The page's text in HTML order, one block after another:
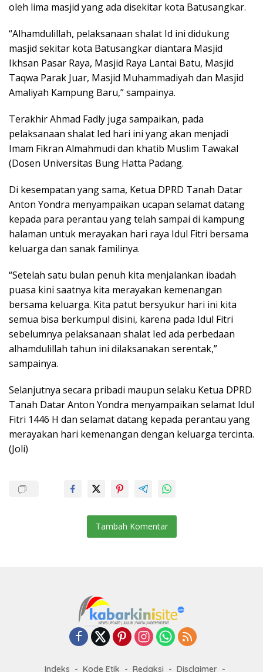
oleh lima masjid yang ada disekitar kota Batusangkar.
“Alhamdulillah, pelaksanaan shalat Id ini didukung
masjid sekitar kota Batusangkar diantara Masjid
Ikhsan Pasar Raya, Masjid Raya Lantai Batu, Masjid
Taqwa Parak Juar, Masjid Muhammadiyah dan Masjid
Amaliyah Kampung Baru,” sampainya.
Terakhir Ahmad Fadly juga sampaikan, pada
pelaksanaan shalat Ied hari ini yang akan menjadi
Imam Fikran Almahmudi dan khatib Muslim Tawakal
(Dosen Universitas Bung Hatta Padang.
Di kesempatan yang sama, Ketua DPRD Tanah Datar
Anton Yondra menyampaikan ucapan selamat datang
kepada para perantau yang telah sampai di kampung
halaman untuk merayakan hari raya Idul Fitri bersama
keluarga dan sanak familinya.
“Setelah satu bulan penuh kita menjalankan ibadah
puasa kini saatnya kita merayakan kemenangan
bersama keluarga. Kita patut bersyukur hari ini kita
semua bisa berkumpul disini, karena pada Idul Fitri
sebelumnya pelaksanaan shalat Ied ada perbedaan
alhamdulillah tahun ini dilaksanakan serentak,”
sampainya.
Selanjutnya secara pribadi maupun selaku Ketua DPRD
Tanah Datar Anton Yondra menyampaikan selamat Idul
Fitri 1446 H dan selamat datang kepada perantau yang
merayakan hari kemenangan dengan keluarga tercinta.
(Joli)
Tambah Komentar
Indeks Kode Etik Redaksi Disclaimer